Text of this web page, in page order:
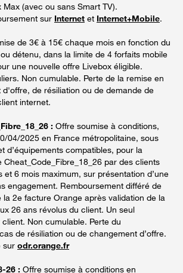
Max (avec ou sans Smart TV).
sur Internet et Internet+Mobile.
de 3€ à 15€ chaque mois en fonction du
détenu, dans la limite de 4 forfaits mobile
une nouvelle offre Livebox éligible.
Non cumulable. Perte de la remise en
de résiliation ou de demande de
internet.
: Offre soumise à conditions,
04/2025 en France métropolitaine, sous
d’équipements compatibles, pour la
Cheat_Code_Fibre_18_26 par des clients
et 6 mois maximum, sur présentation d’une
engagement. Remboursement différé de
2e facture Orange après validation de la
26 ans révolus du client. Un seul
Non cumulable. Perte du
de résiliation ou de changement d’offre.
sur odr.orange.fr
26 : Offre soumise à conditions en